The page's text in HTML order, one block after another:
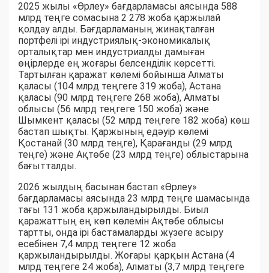
2025 жылы «Өрлеу» бағдарламасы аясында 588
млрд теңге сомасына 2 278 жоба қаржылай
қолдау алды. Бағдарламаның жинақталған
портфелі ірі индустриялық-экономикалық
орталықтар мен индустриалды дамыған
өңірлерде ең жоғары белсенділік көрсетті.
Тартылған қаражат көлемі бойынша Алматы
қаласы (104 млрд теңгеге 319 жоба), Астана
қаласы (90 млрд теңгеге 268 жоба), Алматы
облысы (56 млрд теңгеге 150 жоба) және
Шымкент қаласы (52 млрд теңгеге 182 жоба) көш
бастап шықты. Қаржының едәуір көлемі
Қостанай (30 млрд теңге), Қарағанды (29 млрд
теңге) және Ақтөбе (23 млрд теңге) облыстарына
бағытталды.
2026 жылдың басынан бастап «Өрлеу»
бағдарламасы аясында 23 млрд теңге шамасында
тағы 131 жоба қаржыландырылды. Биыл
қаражаттың ең көп көлемін Ақтөбе облысы
тартты, онда ірі бастамаларды жүзеге асыру
есебінен 7,4 млрд теңгеге 12 жоба
қаржыландырылды. Жоғары қарқын Астана (4
млрд теңгеге 24 жоба), Алматы (3,7 млрд теңгеге